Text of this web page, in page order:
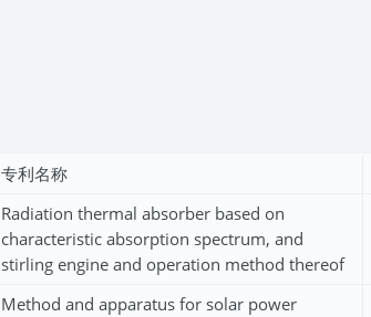
专利名称
Radiation thermal absorber based on
characteristic absorption spectrum, and
stirling engine and operation method thereof
Method and apparatus for solar power